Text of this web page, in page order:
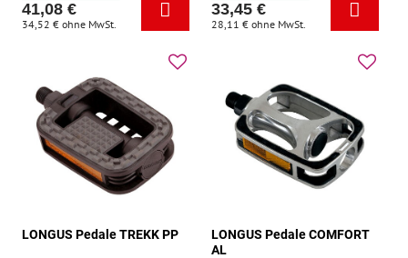
41,08 €
34,52 € ohne MwSt.
33,45 €
28,11 € ohne MwSt.
LONGUS Pedale TREKK PP
LONGUS Pedale COMFORT
AL